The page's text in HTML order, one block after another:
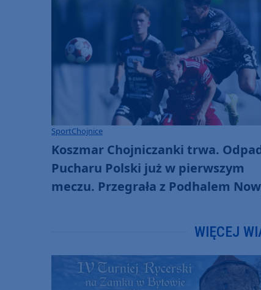
SportChojnice
Koszmar Chojniczanki trwa.
Pucharu Polski już w pierwszym
meczu. Przegrała z Podhalem
WIĘCEJ